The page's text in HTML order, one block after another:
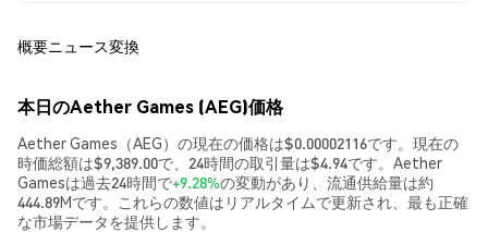
概要ニュース変換
本日のAether Games (AEG)価格
Aether Games（AEG）の現在の価格は$0.00002116です。現在の
時価総額は$9,389.00で、24時間の取引量は$4.94です。Aether
Gamesは過去24時間で+9.28%の変動があり、流通供給量は約
444.89Mです。これらの数値はリアルタイムで更新され、最も正確
な市場データを提供します。